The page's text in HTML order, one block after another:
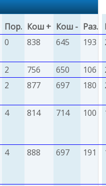
Пор. Кош + Кош - Раз.
0 838 645 193
2 756 650 106
2 877 697 180
4 814 714 100
4 888 697 191